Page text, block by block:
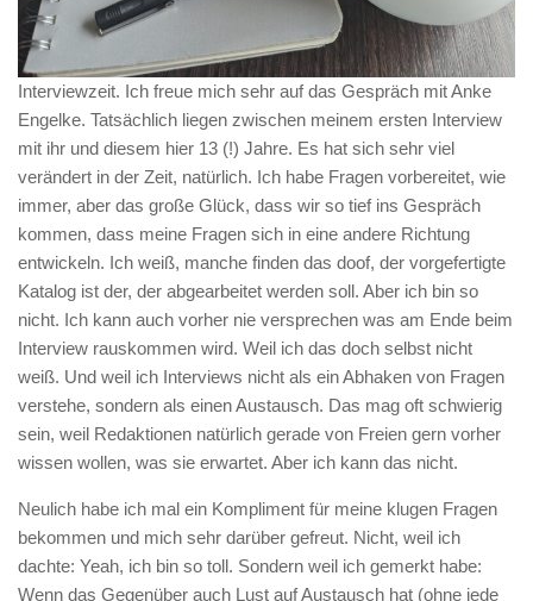
Interviewzeit. Ich freue mich sehr auf das Gespräch mit Anke
Engelke. Tatsächlich liegen zwischen meinem ersten Interview
mit ihr und diesem hier 13 (!) Jahre. Es hat sich sehr viel
verändert in der Zeit, natürlich. Ich habe Fragen vorbereitet, wie
immer, aber das große Glück, dass wir so tief ins Gespräch
kommen, dass meine Fragen sich in eine andere Richtung
entwickeln. Ich weiß, manche finden das doof, der vorgefertigte
Katalog ist der, der abgearbeitet werden soll. Aber ich bin so
nicht. Ich kann auch vorher nie versprechen was am Ende beim
Interview rauskommen wird. Weil ich das doch selbst nicht
weiß. Und weil ich Interviews nicht als ein Abhaken von Fragen
verstehe, sondern als einen Austausch. Das mag oft schwierig
sein, weil Redaktionen natürlich gerade von Freien gern vorher
wissen wollen, was sie erwartet. Aber ich kann das nicht.
Neulich habe ich mal ein Kompliment für meine klugen Fragen
bekommen und mich sehr darüber gefreut. Nicht, weil ich
dachte: Yeah, ich bin so toll. Sondern weil ich gemerkt habe:
Wenn das Gegenüber auch Lust auf Austausch hat (ohne jede